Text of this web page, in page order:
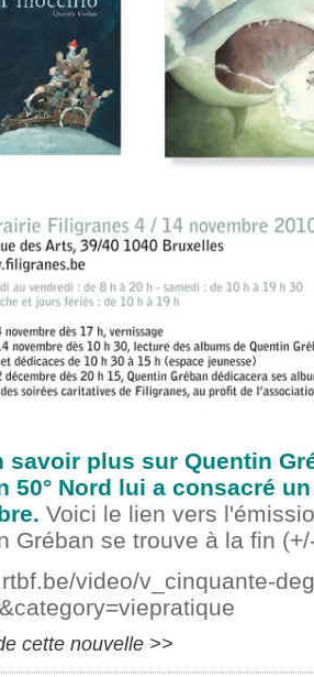
savoir plus sur Quentin
50° Nord lui a consacré
Voici le lien vers
Gréban se trouve à la fin
video/v_cinquante-
cette nouvelle >>